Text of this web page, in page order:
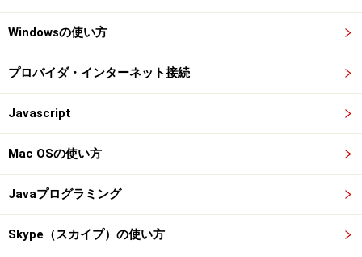
Windowsの使い方
プロバイダ・インターネット接続
Javascript
Mac OSの使い方
Javaプログラミング
Skype（スカイプ）の使い方